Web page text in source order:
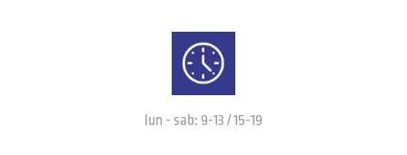
lun - sab: 9-13 / 15-19